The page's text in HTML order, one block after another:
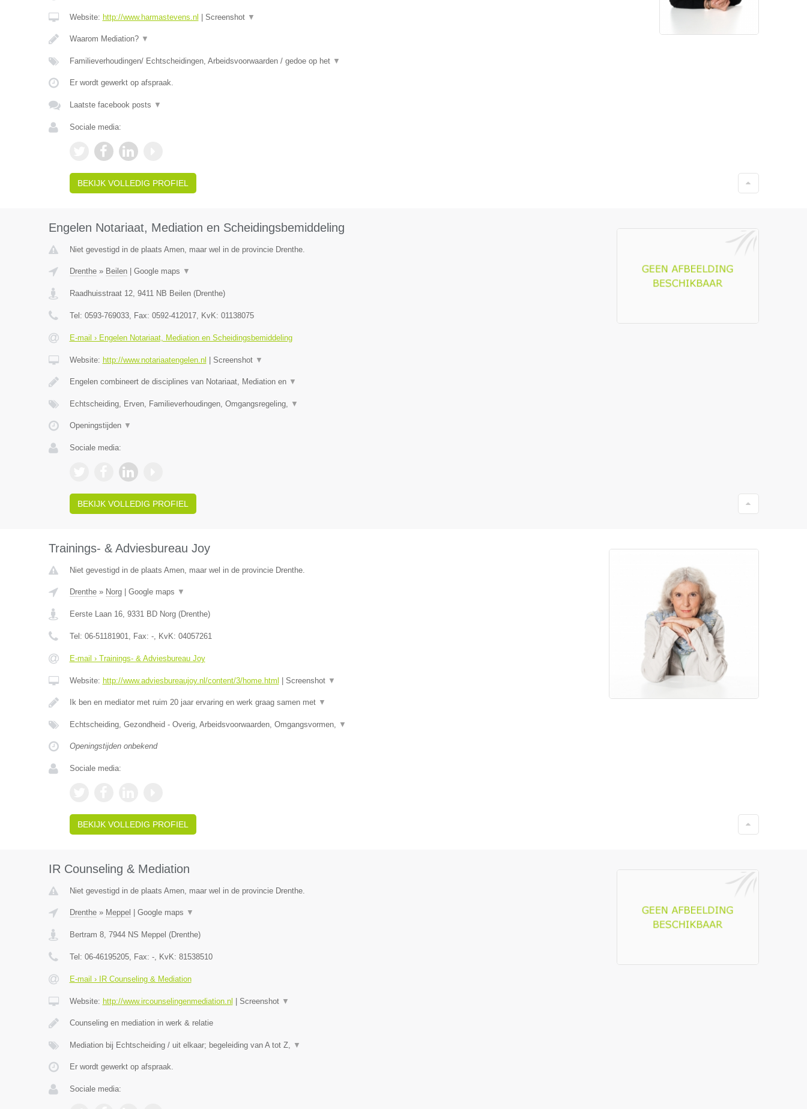
Website: http://www.harmastevens.nl Screenshot ▼
Waarom Mediation? ▼
Familieverhoudingen/ Echtscheidingen, Arbeidsvoorwaarden / gedoe op het ▼
Er wordt gewerkt op afspraak.
Laatste facebook posts ▼
Sociale media:
BEKIJK VOLLEDIG PROFIEL
Engelen Notariaat, Mediation en Scheidingsbemiddeling
Niet gevestigd in de plaats Amen, maar wel in de provincie Drenthe.
Drenthe» Beilen| Google maps ▼
Raadhuisstraat 12, 9411 NB Beilen(Drenthe)
Tel: 0593-769033, Fax: 0592-412017, KvK: 01138075
E-mail › Engelen Notariaat, Mediation en Scheidingsbemiddeling
Website: http://www.notariaatengelen.nl Screenshot ▼
Engelen combineert de disciplines van Notariaat, Mediation en ▼
Echtscheiding, Erven, Familieverhoudingen, Omgangsregeling, ▼
Openingstijden ▼
Sociale media:
BEKIJK VOLLEDIG PROFIEL
Trainings- & Adviesbureau Joy
Niet gevestigd in de plaats Amen, maar wel in de provincie Drenthe.
Drenthe» Norg| Google maps ▼
Eerste Laan 16, 9331 BD Norg(Drenthe)
Tel: 06-51181901, Fax: -, KvK: 04057261
E-mail › Trainings- & Adviesbureau Joy
Website: http://www.adviesbureaujoy.nl/content/3/home.html Screenshot ▼
Ik ben en mediator met ruim 20 jaar ervaring en werk graag samen met ▼
Echtscheiding, Gezondheid - Overig, Arbeidsvoorwaarden, Omgangsvormen, ▼
Openingstijden onbekend
Sociale media:
BEKIJK VOLLEDIG PROFIEL
IR Counseling & Mediation
Niet gevestigd in de plaats Amen, maar wel in de provincie Drenthe.
Drenthe» Meppel Google maps ▼
Bertram 8, 7944 NS Meppel (Drenthe)
Tel: 06-46195205, Fax: -, KvK: 81538510
E-mail › IR Counseling & Mediation
Website: http://www.ircounselingenmediation.nl Screenshot ▼
Counseling en mediation in werk & relatie
Mediation bij Echtscheiding / uit elkaar; begeleiding van A tot Z, ▼
Er wordt gewerkt op afspraak.
Sociale media: